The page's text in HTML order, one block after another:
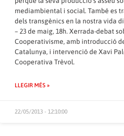
mediambiental i social. També es
dels transgènics en la nostra vida
– 23 de maig, 18h. Xerrada-debat
Cooperativisme, amb introducció
Catalunya, i intervenció de Xavi
Cooperativa Trèvol.
LLEGIR MÉS »
22/05/2013 - 12:10:00